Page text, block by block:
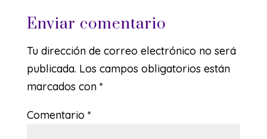
Enviar comentario
Tu dirección de correo electrónico no será
publicada. Los campos obligatorios están
marcados con *
Comentario *